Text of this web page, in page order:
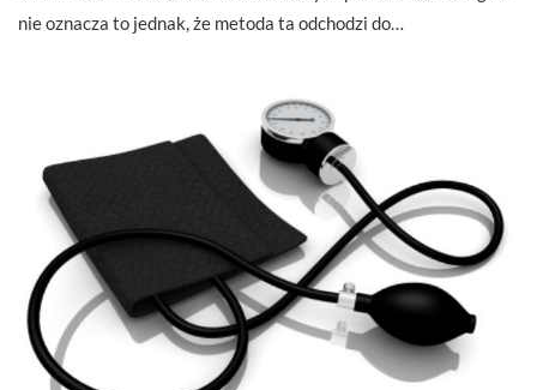
nie oznacza to jednak, że metoda ta odchodzi do…